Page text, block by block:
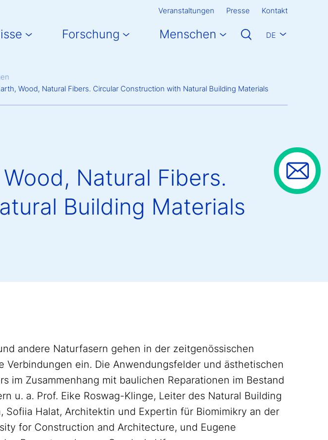
Veranstaltungen Presse Kontakt
Forschung Menschen DE
Wood, Natural Fibers. Circular Construction with Natural Building Materials
Natural Fibers.
Building Materials
andere Naturfasern gehen in der zeitgenössischen
Verbindungen ein. Die Anwendungsfelder und ästhetischen
im Zusammenhang mit baulichen Reparationen im Bestand
u. a. Prof. Eike Roswag-Klinge, Leiter des Natural Building
Sofiia Halat, Architektin und Expertin für Biomimikry an der
for Construction and Architecture, und Eugene